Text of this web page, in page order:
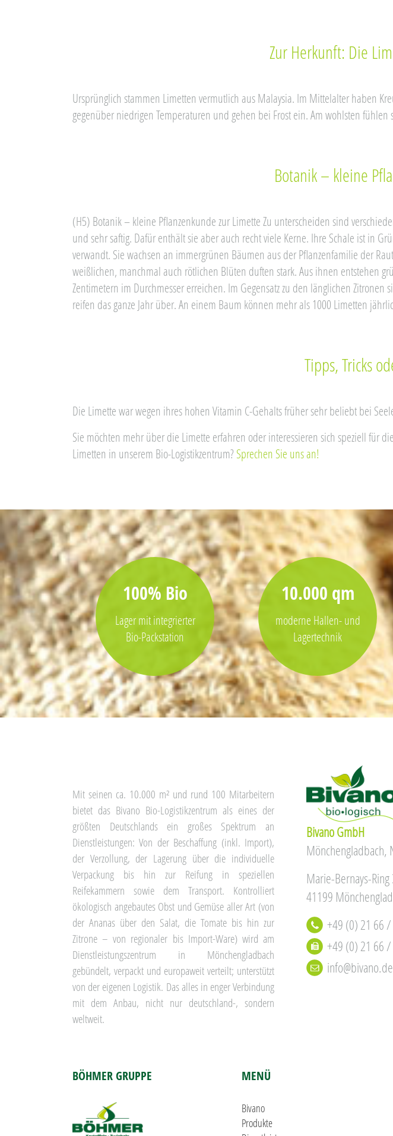
Zur Herkunft: Die
Ursprünglich stammen Limetten vermutlich aus Malaysia. Im Mittelalter haben
gegenüber niedrigen Temperaturen und gehen bei Frost ein. Am wohlsten
Botanik – kleine
(H5) Botanik – kleine Pflanzenkunde zur Limette Zu unterscheiden sind
und sehr saftig. Dafür enthält sie aber auch recht viele Kerne. Ihre Schale ist in
verwandt. Sie wachsen an immergrünen Bäumen aus der Pflanzenfamilie der
weißlichen, manchmal auch rötlichen Blüten duften stark. Aus ihnen entstehen
Zentimetern im Durchmesser erreichen. Im Gegensatz zu den länglichen
reifen das ganze Jahr über. An einem Baum können mehr als 1000 Limetten
Tipps, Tricks
Die Limette war wegen ihres hohen Vitamin C-Gehalts früher sehr beliebt bei
Sie möchten mehr über die Limette erfahren oder interessieren sich speziell für
Limetten in unserem Bio-Logistikzentrum? Sprechen Sie uns an!
100% Bio
Lager mit integrierter
Bio-Packstation
10.000 qm
moderne Hallen- und
Lagertechnik
Mit seinen ca. 10.000 m² und rund 100 Mitarbeitern
bietet das Bivano Bio-Logistikzentrum als eines der
größten Deutschlands ein großes Spektrum an
Dienstleistungen: Von der Beschaffung (inkl. Import),
der Verzollung, der Lagerung über die individuelle
Verpackung bis hin zur Reifung in speziellen
Reifekammern sowie dem Transport. Kontrolliert
ökologisch angebautes Obst und Gemüse aller Art (von
der Ananas über den Salat, die Tomate bis hin zur
Zitrone – von regionaler bis Import-Ware) wird am
Dienstleistungszentrum in Mönchengladbach
gebündelt, verpackt und europaweit verteilt; unterstützt
von der eigenen Logistik. Das alles in enger Verbindung
mit dem Anbau, nicht nur deutschland-, sondern
weltweit.
Bivano GmbH
Mönchengladbach,
Marie-Bernays-Ring
41199
+49 (0) 21 66
+49 (0) 21 66
info@bivano.de
BÖHMER GRUPPE MENÜ
Bivano
Produkte